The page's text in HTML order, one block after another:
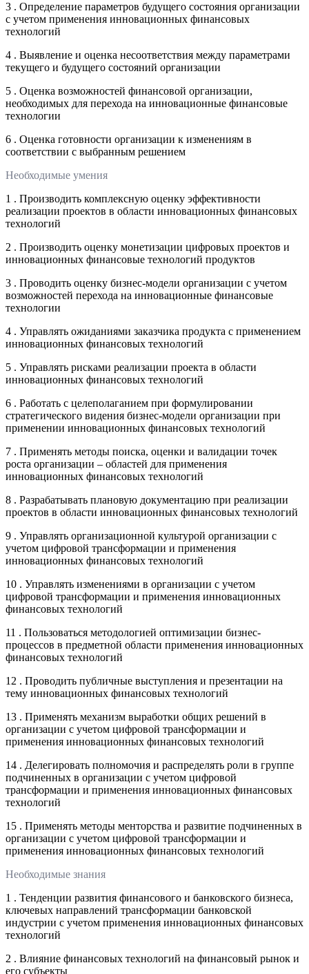
3 . Определение параметров будущего состояния организации
с учетом применения инновационных финансовых
технологий
4 . Выявление и оценка несоответствия между параметрами
текущего и будущего состояний организации
5 . Оценка возможностей финансовой организации,
необходимых для перехода на инновационные финансовые
технологии
6 . Оценка готовности организации к изменениям в
соответствии с выбранным решением
Необходимые умения
1 . Производить комплексную оценку эффективности
реализации проектов в области инновационных финансовых
технологий
2 . Производить оценку монетизации цифровых проектов и
инновационных финансовые технологий продуктов
3 . Проводить оценку бизнес-модели организации с учетом
возможностей перехода на инновационные финансовые
технологии
4 . Управлять ожиданиями заказчика продукта с применением
инновационных финансовых технологий
5 . Управлять рисками реализации проекта в области
инновационных финансовых технологий
6 . Работать с целеполаганием при формулировании
стратегического видения бизнес-модели организации при
применении инновационных финансовых технологий
7 . Применять методы поиска, оценки и валидации точек
роста организации – областей для применения
инновационных финансовых технологий
8 . Разрабатывать плановую документацию при реализации
проектов в области инновационных финансовых технологий
9 . Управлять организационной культурой организации с
учетом цифровой трансформации и применения
инновационных финансовых технологий
10 . Управлять изменениями в организации с учетом
цифровой трансформации и применения инновационных
финансовых технологий
11 . Пользоваться методологией оптимизации бизнес-
процессов в предметной области применения инновационных
финансовых технологий
12 . Проводить публичные выступления и презентации на
тему инновационных финансовых технологий
13 . Применять механизм выработки общих решений в
организации с учетом цифровой трансформации и
применения инновационных финансовых технологий
14 . Делегировать полномочия и распределять роли в группе
подчиненных в организации с учетом цифровой
трансформации и применения инновационных финансовых
технологий
15 . Применять методы менторства и развитие подчиненных в
организации с учетом цифровой трансформации и
применения инновационных финансовых технологий
Необходимые знания
1 . Тенденции развития финансового и банковского бизнеса,
ключевых направлений трансформации банковской
индустрии с учетом применения инновационных финансовых
технологий
2 . Влияние финансовых технологий на финансовый рынок и
его субъекты